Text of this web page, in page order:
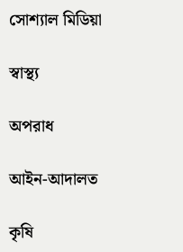
সোশ্যাল মিডিয়া
স্বাস্থ্য
অপরাধ
আইন-আদালত
কৃষি